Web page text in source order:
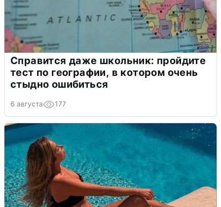
Справится даже школьник: пройдите
тест по географии, в котором очень
стыдно ошибиться
6 августа 177